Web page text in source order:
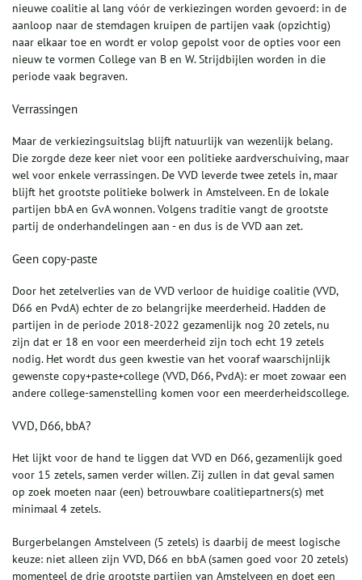
nieuwe coalitie al lang vóór de verkiezingen worden gevoerd: in de
aanloop naar de stemdagen kruipen de partijen vaak (opzichtig)
naar elkaar toe en wordt er volop gepolst voor de opties voor een
nieuw te vormen College van B en W. Strijdbijlen worden in die
periode vaak begraven.
Verrassingen
Maar de verkiezingsuitslag blijft natuurlijk van wezenlijk belang.
Die zorgde deze keer niet voor een politieke aardverschuiving, maar
wel voor enkele verrassingen. De VVD leverde twee zetels in, maar
blijft het grootste politieke bolwerk in Amstelveen. En de lokale
partijen bbA en GvA wonnen. Volgens traditie vangt de grootste
partij de onderhandelingen aan - en dus is de VVD aan zet.
Geen copy-paste
Door het zetelverlies van de VVD verloor de huidige coalitie (VVD,
D66 en PvdA) echter de zo belangrijke meerderheid. Hadden de
partijen in de periode 2018-2022 gezamenlijk nog 20 zetels, nu
zijn dat er 18 en voor een meerderheid zijn toch echt 19 zetels
nodig. Het wordt dus geen kwestie van het vooraf waarschijnlijk
gewenste copy+paste+college (VVD, D66, PvdA): er moet zowaar een
andere college-samenstelling komen voor een meerderheidscollege.
VVD, D66, bbA?
Het lijkt voor de hand te liggen dat VVD en D66, gezamenlijk goed
voor 15 zetels, samen verder willen. Zij zullen in dat geval samen
op zoek moeten naar (een) betrouwbare coalitiepartners(s) met
minimaal 4 zetels.
Burgerbelangen Amstelveen (5 zetels) is daarbij de meest logische
keuze: niet alleen zijn VVD, D66 en bbA (samen goed voor 20 zetels)
momenteel de drie grootste partijen van Amstelveen en doet een